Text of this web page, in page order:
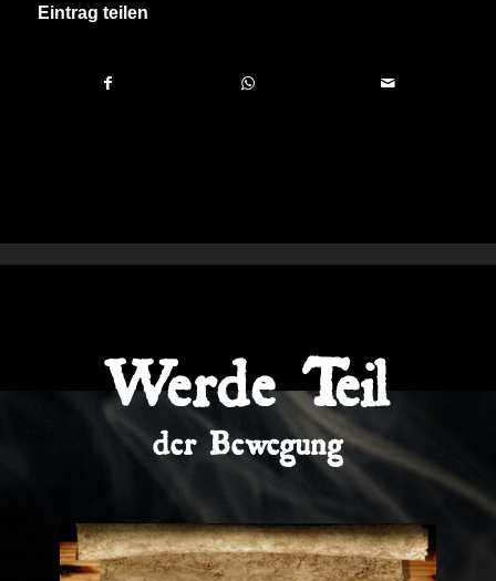
Eintrag teilen
Werde Teil
der Bewegung